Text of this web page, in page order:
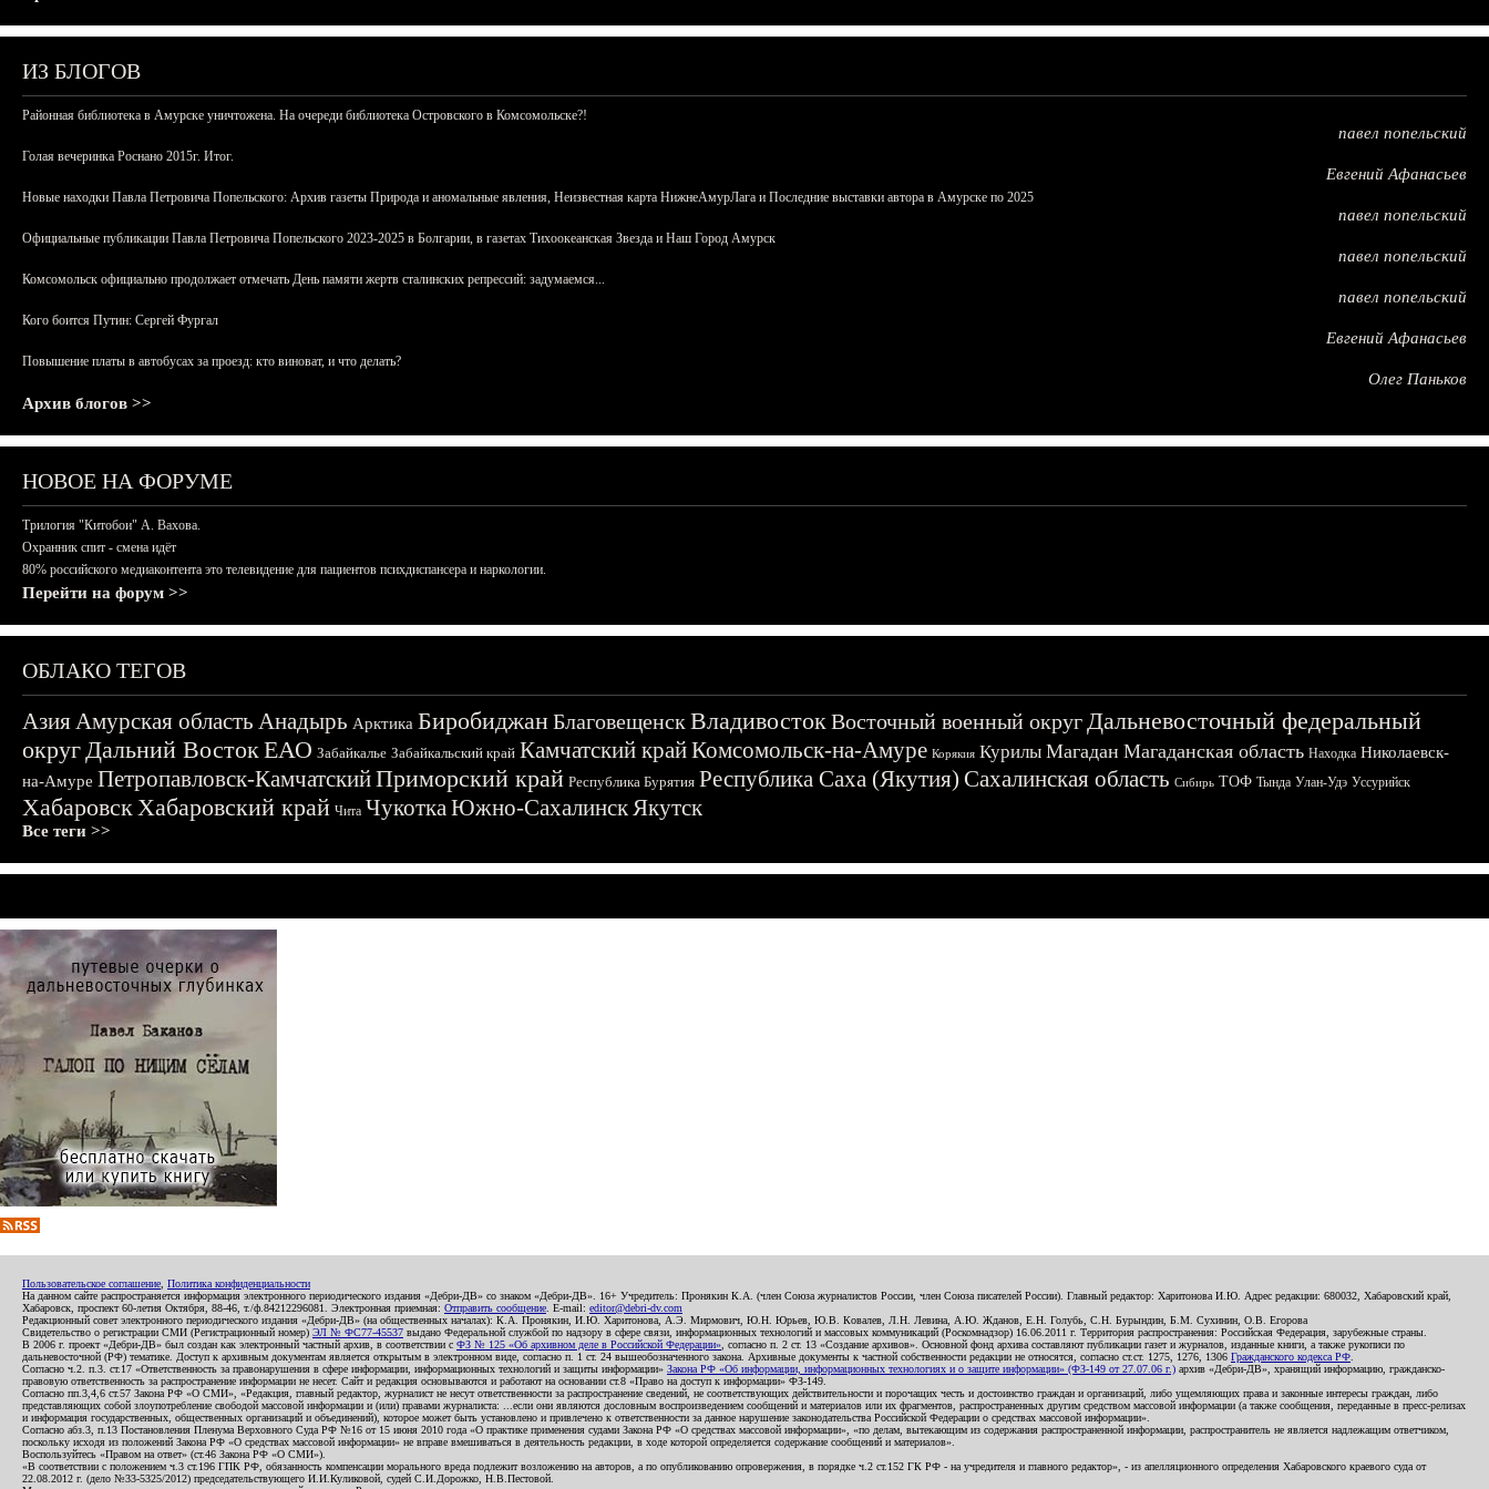
ИЗ БЛОГОВ
Районная библиотека в Амурске уничтожена. На очереди библиотека Островского в Комсомольске?!
павел попельский
Голая вечеринка Роснано 2015г. Итог.
Евгений Афанасьев
Новые находки Павла Петровича Попельского: Архив газеты Природа и аномальные явления, Неизвестная карта НижнеАмурЛага и Последние выставки автора в Амурске по 2025
павел попельский
Официальные публикации Павла Петровича Попельского 2023-2025 в Болгарии, в газетах Тихоокеанская Звезда и Наш Город Амурск
павел попельский
Комсомольск официально продолжает отмечать День памяти жертв сталинских репрессий: задумаемся...
павел попельский
Кого боится Путин: Сергей Фургал
Евгений Афанасьев
Повышение платы в автобусах за проезд: кто виноват, и что делать?
Олег Паньков
Архив блогов >>
НОВОЕ НА ФОРУМЕ
Трилогия "Китобои" А. Вахова.
Охранник спит - смена идёт
80% российского медиаконтента это телевидение для пациентов психдиспансера и наркологии.
Перейти на форум >>
ОБЛАКО ТЕГОВ
АзияАмурская область Анадырь Арктика БиробиджанБлаговещенскВладивостокВосточный военный округДальневосточный федеральный
округДальний ВостокЕАО Забайкалье Забайкальский край Камчатский крайКомсомольск-на-Амуре Корякия Курилы Магадан Магаданская область Находка Николаевск-
на-Амуре Петропавловск-КамчатскийПриморский край Республика Бурятия Республика Саха (Якутия) Сахалинская область Сибирь ТОФ Тында Улан-Удэ Уссурийск
ХабаровскХабаровский край Чита ЧукоткаЮжно-СахалинскЯкутск
Все теги >>
Пользовательское соглашение Политика конфиденциальности
На данном сайте распространяется информация электронного периодического издания «Дебри-ДВ» со знаком «Дебри-ДВ». 16+ Учредитель: Пронякин К.А. (член Союза журналистов России, член Союза писателей России). Главный редактор: Харитонова И.Ю. Адрес редакции: 680032, Хабаровский край,
Хабаровск, проспект 60-летия Октября, 88-46, т./ф.84212296081. Электронная приемная: Отправить сообщение . E-mail: editor@debri-dv.com
Редакционный совет электронного периодического издания «Дебри-ДВ» (на общественных началах): К.А. Пронякин, И.Ю. Харитонова, А.Э. Мирмович, Ю.Н. Юрьев, Ю.В. Ковалев, Л.Н. Левина, А.Ю. Жданов, Е.Н. Голубь, С.Н. Бурындин, Б.М. Сухинин, О.В. Егорова
Свидетельство о регистрации СМИ (Регистрационный номер) ЭЛ № ФС77-45537 выдано Федеральной службой по надзору в сфере связи, информационных технологий и массовых коммуникаций (Роскомнадзор) 16.06.2011 г. Территория распространения: Российская Федерация, зарубежные страны.
В 2006 г. проект «Дебри-ДВ» был создан как электронный частный архив, в соответствии с ФЗ № 125 «Об архивном деле в Российской Федерации» , согласно п. 2 ст. 13 «Создание архивов». Основной фонд архива составляют публикации газет и журналов, изданные книги, а также рукописи по
дальневосточной (РФ) тематике. Доступ к архивным документам является открытым в электронном виде, согласно п. 1 ст. 24 вышеобозначенного закона. Архивные документы к частной собственности редакции не относятся, согласно ст.ст. 1275, 1276, 1306 Гражданского кодекса РФ
Согласно ч.2. п.3. ст.17 «Ответственность за правонарушения в сфере информации, информационных технологий и защиты информации» Закона РФ «Об информации, информационных технологиях и о защите информации» (ФЗ-149 от 27.07.06 г.) архив «Дебри-ДВ», хранящий информацию, гражданско-
правовую ответственность за распространение информации не несет. Сайт и редакция основываются и работают на основании ст.8 «Право на доступ к информации» ФЗ-149.
Согласно пп.3,4,6 ст.57 Закона РФ «О СМИ», «Редакция, главный редактор, журналист не несут ответственности за распространение сведений, не соответствующих действительности и порочащих честь и достоинство граждан и организаций, либо ущемляющих права и законные интересы граждан, либо
представляющих собой злоупотребление свободой массовой информации и (или) правами журналиста: ...если они являются дословным воспроизведением сообщений и материалов или их фрагментов, распространенных другим средством массовой информации (а также сообщения, переданные в пресс-релизах
и информация государственных, общественных организаций и объединений), которое может быть установлено и привлечено к ответственности за данное нарушение законодательства Российской Федерации о средствах массовой информации».
Согласно абз.3, п.13 Постановления Пленума Верховного Суда РФ №16 от 15 июня 2010 года «О практике применения судами Закона РФ «О средствах массовой информации», «по делам, вытекающим из содержания распространенной информации, распространитель не является надлежащим ответчиком,
поскольку исходя из положений Закона РФ «О средствах массовой информации» не вправе вмешиваться в деятельность редакции, в ходе которой определяется содержание сообщений и материалов».
Воспользуйтесь «Правом на ответ» (ст.46 Закона РФ «О СМИ»).
«В соответствии с положением ч.3 ст.196 ГПК РФ, обязанность компенсации морального вреда подлежит возложению на авторов, а по опубликованию опровержения, в порядке ч.2 ст.152 ГК РФ - на учредителя и главного редактор», - из апелляционного определения Хабаровского краевого суда от
22.08.2012 г. (дело №33-5325/2012) председательствующего И.И.Куликовой, судей С.И.Дорожко, Н.В.Пестовой.